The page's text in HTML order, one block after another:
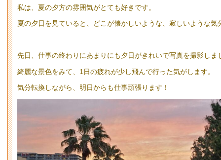
私は、夏の夕方の雰囲気がとても好きです。
夏の夕日を見ていると、どこが懐かしいような、寂しいような気
先日、仕事の終わりにあまりにも夕日がきれいで写真を撮影しま
綺麗な景色をみて、1日の疲れが少し飛んで行った気がします。
気分転換しながら、明日からも仕事頑張ります！